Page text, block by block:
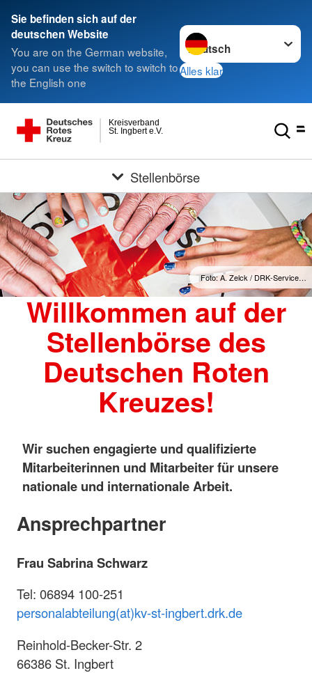
Sie befinden sich auf der
deutschen Website
You are on the German website,
you can use the switch to switch to
the English one
Sprache wechseln zu
Alles klar
St. Ingbert e.V.
Kreisverband
Stellenbörse
Foto: A. Zelck / DRK-Service…
Willkommen auf der
Stellenbörse des
Deutschen Roten
Kreuzes!
Wir suchen engagierte und qualifizierte
Mitarbeiterinnen und Mitarbeiter für unsere
nationale und internationale Arbeit.
Ansprechpartner
Frau Sabrina Schwarz
Tel: 06894 100-251
personalabteilung(at)kv-st-ingbert.drk.de
Reinhold-Becker-Str. 2
66386 St. Ingbert